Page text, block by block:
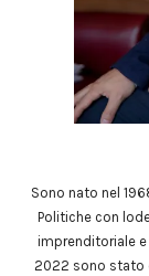
Sono nato nel
Politiche con
imprenditoriale e
2022 sono stato